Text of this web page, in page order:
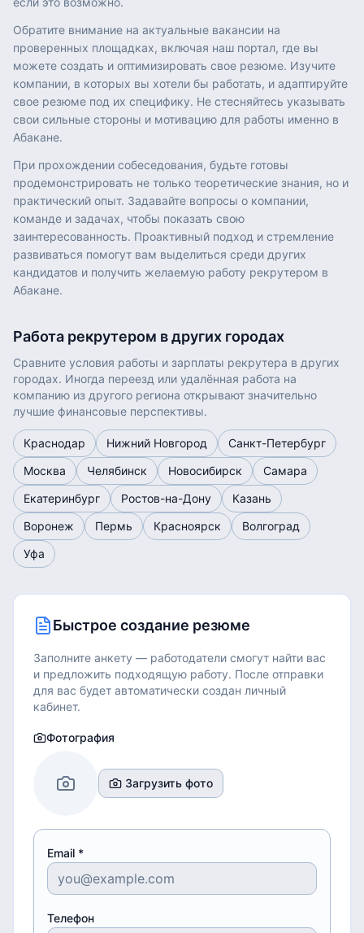
Обратите внимание на актуальные вакансии на
проверенных площадках, включая наш портал, где вы
можете создать и оптимизировать свое резюме. Изучите
компании, в которых вы хотели бы работать, и адаптируйте
свое резюме под их специфику. Не стесняйтесь указывать
свои сильные стороны и мотивацию для работы именно в
Абакане.
При прохождении собеседования, будьте готовы
продемонстрировать не только теоретические знания, но и
практический опыт. Задавайте вопросы о компании,
команде и задачах, чтобы показать свою
заинтересованность. Проактивный подход и стремление
развиваться помогут вам выделиться среди других
кандидатов и получить желаемую работу рекрутером в
Абакане.
Работа рекрутером в других городах
Сравните условия работы и зарплаты рекрутера в других
городах. Иногда переезд или удалённая работа на
компанию из другого региона открывают значительно
лучшие финансовые перспективы.
Краснодар Нижний Новгород
Санкт-Петербург
Москва
Челябинск Новосибирск
Самара
Екатеринбург
Ростов-на-Дону
Казань
Воронеж
Пермь Красноярск
Волгоград
Уфа
Быстрое создание резюме
Заполните анкету — работодатели смогут найти вас
и предложить подходящую работу. После отправки
для вас будет автоматически создан личный
кабинет.
Фотография
Загрузить фото
Email *
Телефон